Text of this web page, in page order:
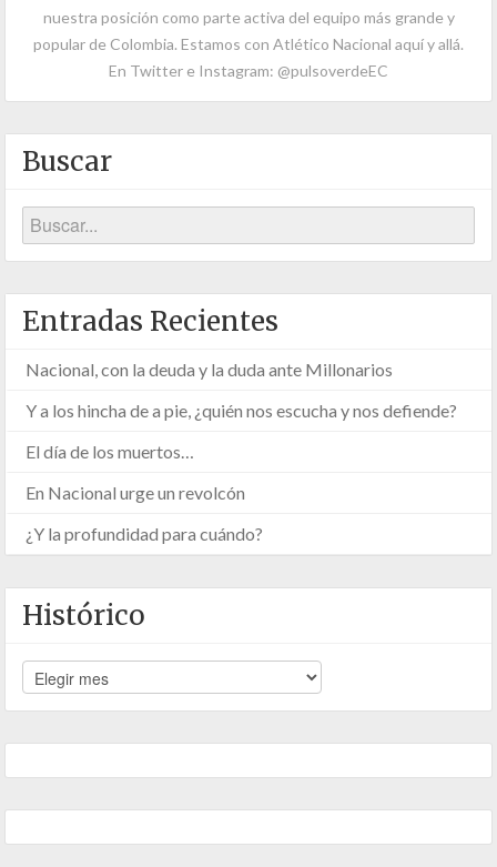
nuestra posición como parte activa del equipo más grande y
popular de Colombia. Estamos con Atlético Nacional aquí y allá.
En Twitter e Instagram: @pulsoverdeEC
Buscar
Entradas Recientes
Nacional, con la deuda y la duda ante Millonarios
Y a los hincha de a pie, ¿quién nos escucha y nos defiende?
El día de los muertos…
En Nacional urge un revolcón
¿Y la profundidad para cuándo?
Histórico